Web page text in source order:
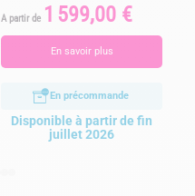
A partir de Prix
1 599,00 €
En savoir plus
En précommande
Disponible à partir de fin
juillet 2026